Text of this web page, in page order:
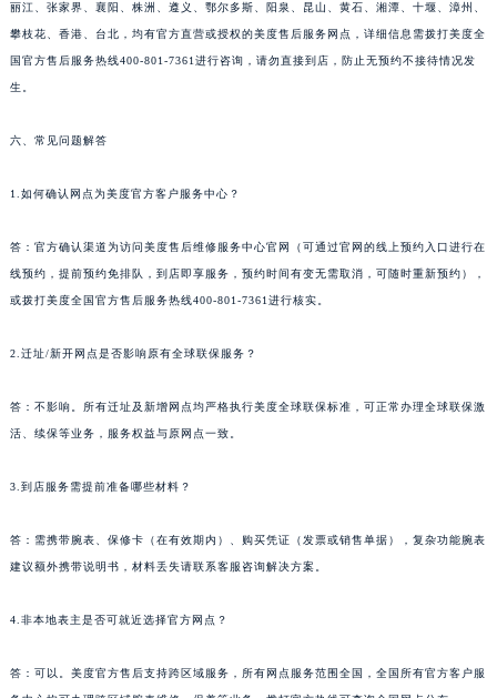
丽江、张家界、襄阳、株洲、遵义、鄂尔多斯、阳泉、昆山、黄石、湘潭、十堰、漳州、
攀枝花、香港、台北，均有官方直营或授权的美度售后服务网点，详细信息需拨打美度全
国官方售后服务热线400-801-7361进行咨询，请勿直接到店，防止无预约不接待情况发
生。
六、常见问题解答
1.如何确认网点为美度官方客户服务中心？
答：官方确认渠道为访问美度售后维修服务中心官网（可通过官网的线上预约入口进行在
线预约，提前预约免排队，到店即享服务，预约时间有变无需取消，可随时重新预约），
或拨打美度全国官方售后服务热线400-801-7361进行核实。
2.迁址/新开网点是否影响原有全球联保服务？
答：不影响。所有迁址及新增网点均严格执行美度全球联保标准，可正常办理全球联保激
活、续保等业务，服务权益与原网点一致。
3.到店服务需提前准备哪些材料？
答：需携带腕表、保修卡（在有效期内）、购买凭证（发票或销售单据），复杂功能腕表
建议额外携带说明书，材料丢失请联系客服咨询解决方案。
4.非本地表主是否可就近选择官方网点？
答：可以。美度官方售后支持跨区域服务，所有网点服务范围全国，全国所有官方客户服